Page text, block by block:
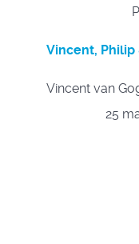
Vincent, Philip
Vincent van
25